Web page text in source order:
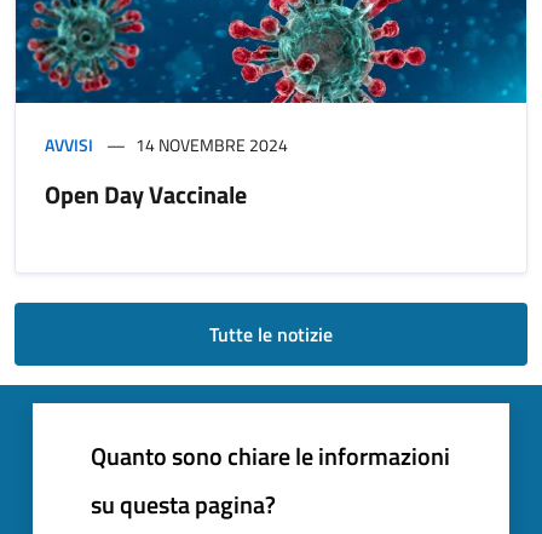
AVVISI 14 NOVEMBRE 2024
Open Day Vaccinale
Tutte le notizie
Quanto sono chiare le informazioni
su questa pagina?